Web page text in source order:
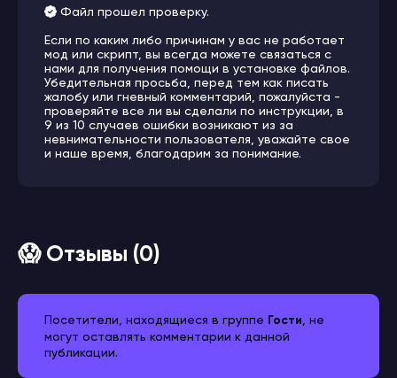
Файл прошел проверку.
Если по каким либо причинам у вас не работает
мод или скрипт, вы всегда можете связаться с
нами для получения помощи в установке файлов.
Убедительная просьба, перед тем как писать
жалобу или гневный комментарий, пожалуйста -
проверяйте все ли вы сделали по инструкции, в
9 из 10 случаев ошибки возникают из за
невнимательности пользователя, уважайте свое
и наше время, благодарим за понимание.
😱 Отзывы (0)
Посетители, находящиеся в группе Гости , не
могут оставлять комментарии к данной
публикации.